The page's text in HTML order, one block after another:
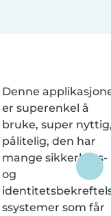
Denne
er superenkel å
bruke, super
pålitelig, den har
mange sikkerhets-
og
ssystemer som får